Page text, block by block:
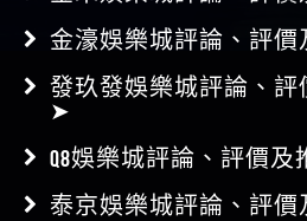
金濠娛樂城評論、評
發玖發娛樂城評論、
➤
Q8娛樂城評論、評價
泰京娛樂城評論、評